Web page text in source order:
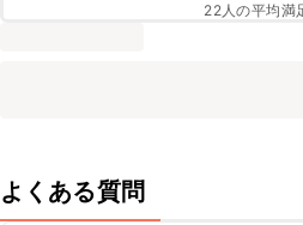
22人の平均満
よくある質問